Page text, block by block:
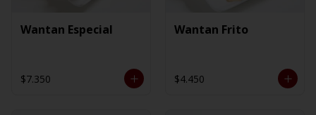
Wantan Especial
$7.350
Wantan Frito
$4.450